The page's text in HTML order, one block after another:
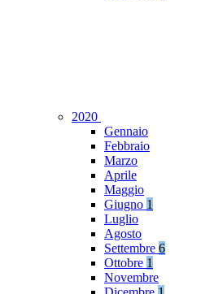
2020
Gennaio
Febbraio
Marzo
Aprile
Maggio
Giugno 1
Luglio
Agosto
Settembre 6
Ottobre 1
Novembre